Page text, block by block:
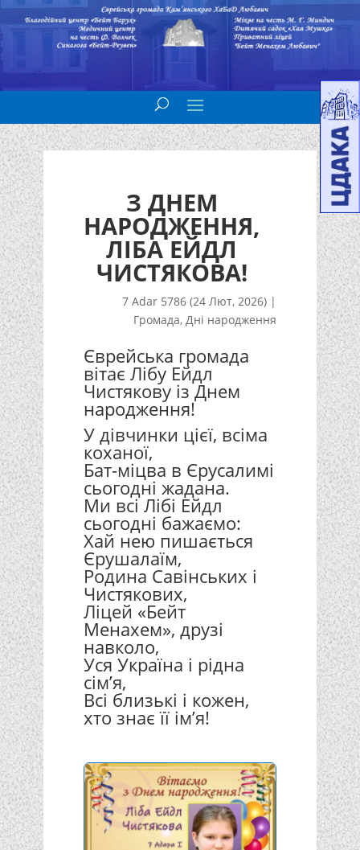
З ДНЕМ
НАРОДЖЕННЯ,
ЛІБА ЕЙДЛ
ЧИСТЯКОВА!
7 Adar 5786 (24 Лют, 2026) |
Громада,Дні народження
Єврейська громада
вітає Лібу Ейдл
Чистякову із Днем
народження!
У дівчинки цієї, всіма
коханої,
Бат-міцва в Єрусалимі
сьогодні жадана.
Ми всі Лібі Ейдл
сьогодні бажаємо:
Хай нею пишається
Єрушалаїм,
Родина Савінських і
Чистякових,
Ліцей «Бейт
Менахем», друзі
навколо,
Уся Україна і рідна
сім’я,
Всі близькі і кожен,
хто знає її ім’я!